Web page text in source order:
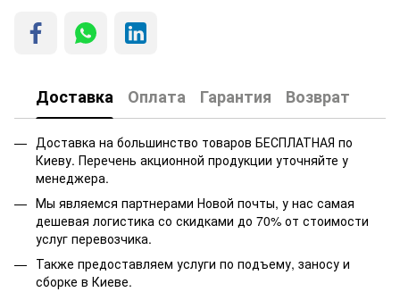
Доставка Оплата Гарантия Возврат
Доставка на большинство товаров БЕСПЛАТНАЯ по
Киеву. Перечень акционной продукции уточняйте у
менеджера.
Мы являемся партнерами Новой почты, у нас самая
дешевая логистика со скидками до 70% от стоимости
услуг перевозчика.
Также предоставляем услуги по подъему, заносу и
сборке в Киеве.